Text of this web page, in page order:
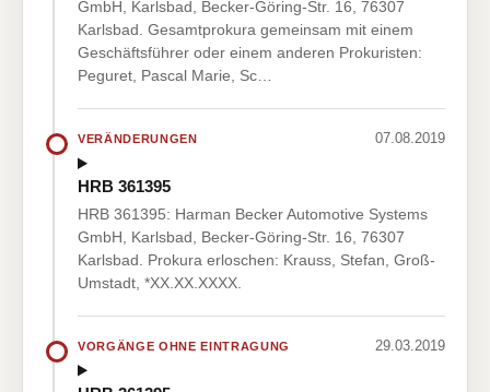
GmbH, Karlsbad, Becker-Göring-Str. 16, 76307
Karlsbad. Gesamtprokura gemeinsam mit einem
Geschäftsführer oder einem anderen Prokuristen:
Peguret, Pascal Marie, Sc…
VERÄNDERUNGEN 07.08.2019
HRB 361395
HRB 361395: Harman Becker Automotive Systems
GmbH, Karlsbad, Becker-Göring-Str. 16, 76307
Karlsbad. Prokura erloschen: Krauss, Stefan, Groß-
Umstadt, *XX.XX.XXXX.
VORGÄNGE OHNE EINTRAGUNG 29.03.2019